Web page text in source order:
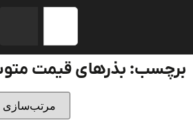
بذرهای قیمت متوسط